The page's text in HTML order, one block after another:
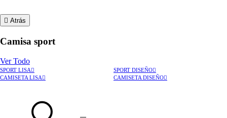
Atrás
Camisa sport
Ver Todo
SPORT LISA
SPORT DISEÑO
CAMISETA LISA
CAMISETA DISEÑO